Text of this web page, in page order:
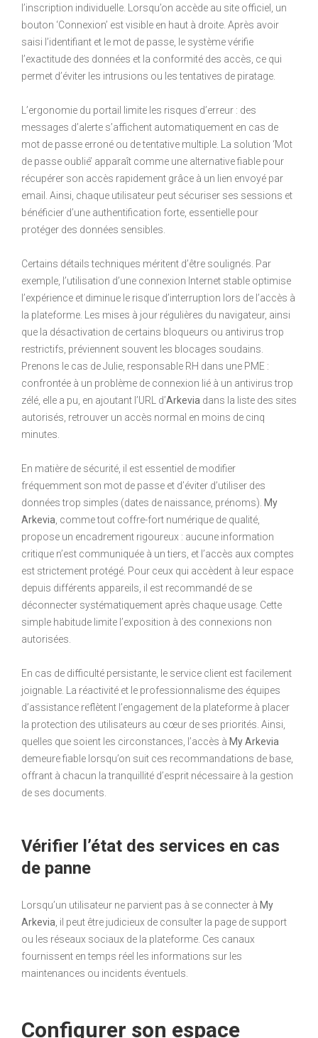
l’inscription individuelle. Lorsqu’on accède au site officiel, un
bouton ‘Connexion’ est visible en haut à droite. Après avoir
saisi l’identifiant et le mot de passe, le système vérifie
l’exactitude des données et la conformité des accès, ce qui
permet d’éviter les intrusions ou les tentatives de piratage.
L’ergonomie du portail limite les risques d’erreur : des
messages d’alerte s’affichent automatiquement en cas de
mot de passe erroné ou de tentative multiple. La solution ‘Mot
de passe oublié’ apparaît comme une alternative fiable pour
récupérer son accès rapidement grâce à un lien envoyé par
email. Ainsi, chaque utilisateur peut sécuriser ses sessions et
bénéficier d’une authentification forte, essentielle pour
protéger des données sensibles.
Certains détails techniques méritent d’être soulignés. Par
exemple, l’utilisation d’une connexion Internet stable optimise
l’expérience et diminue le risque d’interruption lors de l’accès à
la plateforme. Les mises à jour régulières du navigateur, ainsi
que la désactivation de certains bloqueurs ou antivirus trop
restrictifs, préviennent souvent les blocages soudains.
Prenons le cas de Julie, responsable RH dans une PME :
confrontée à un problème de connexion lié à un antivirus trop
zélé, elle a pu, en ajoutant l’URL d’Arkevia dans la liste des sites
autorisés, retrouver un accès normal en moins de cinq
minutes.
En matière de sécurité, il est essentiel de modifier
fréquemment son mot de passe et d’éviter d’utiliser des
données trop simples (dates de naissance, prénoms). My
Arkevia , comme tout coffre-fort numérique de qualité,
propose un encadrement rigoureux : aucune information
critique n’est communiquée à un tiers, et l’accès aux comptes
est strictement protégé. Pour ceux qui accèdent à leur espace
depuis différents appareils, il est recommandé de se
déconnecter systématiquement après chaque usage. Cette
simple habitude limite l’exposition à des connexions non
autorisées.
En cas de difficulté persistante, le service client est facilement
joignable. La réactivité et le professionnalisme des équipes
d’assistance reflètent l’engagement de la plateforme à placer
la protection des utilisateurs au cœur de ses priorités. Ainsi,
quelles que soient les circonstances, l’accès à My Arkevia
demeure fiable lorsqu’on suit ces recommandations de base,
offrant à chacun la tranquillité d’esprit nécessaire à la gestion
de ses documents.
Vérifier l’état des services en cas
de panne
Lorsqu’un utilisateur ne parvient pas à se connecter à My
Arkevia , il peut être judicieux de consulter la page de support
ou les réseaux sociaux de la plateforme. Ces canaux
fournissent en temps réel les informations sur les
maintenances ou incidents éventuels.
Configurer son espace